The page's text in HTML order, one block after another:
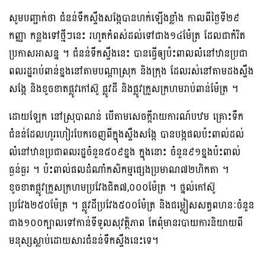
សូមបញ្ជាក់ថា ជំនន់ទឹកស្ទឹងសង្កែបានហក់ឡើងខ្លាំង កាលពីថ្ងៃទី២៩
កញ្ញា កន្លងទៅថ្មីៗនេះ រហូតកំពស់ដល់ទៅជាង១៤ម៉ែត្រ ដែលជាកំរិត
ប្រកាសអាសន្ន ។ ជំនន់ទឹកស្ទឹងនេះ បានធ្វើឲ្យប៉ះពាលលំនៅឋានប្រជា
ពលរដ្ឋរាប់ពាន់ខ្នងនៅតាមបណ្ដាស្រុក និងក្រុង ដែលរស់នៅតាមដងស្ទឹង
សង្កែ និងខូចខាតផ្លូវកៅស៊ូ ផ្លូវដី និងផ្លូវក្រួសក្រហមរាប់ពាន់ម៉ែត្រ ។
ដោយឡែក នៅស្រុបាណន់ បើតាមសេចក្ដីរាយការណ៍បឋម គ្រោះទឹក
ជំនន់ដែលហូរហៀរបែកចេញពីក្នុងស្ទឹងសង្កែ បានបង្កផលប៉ះពាល់ដល់
លំនៅឋានប្រជាពលរដ្ឋចំនួន៥០៩ខ្នង ក្នុងនោះ ចំនួន៩១ខ្នងប៉ះពាល់
ធ្ងន់ធ្ងរ ។ ប៉ះពាល់ផលដំណាំកសិកម្មផ្សេងប្រមាណ៧២ហិកតា ។
ខូចខាតផ្លូវក្រួសក្រហមប្រវែងជិត៧,០០០ម៉ែត្រ ។ ថ្នល់កៅស៊ូ
ប្រវែង២៥០ម៉ែត្រ ។ ផ្លូវដីប្រវែង៥០០ម៉ែត្រ និងជម្លៀសសត្វពហនៈចំនួន
ជាង១០០ក្បាលទៅកាន់ទីទូលសុវត្ថិភាព តែពុំមានរបាយការនិយាយពី
មនុស្សស្លាប់ដោយសារជំនន់ទឹកស្ទឹងនេះទេ។